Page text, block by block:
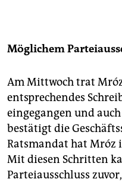
Antisemitismus zu
sich damit
fahrlässig ein
Antisemiten Israel-
grüne Innenminister
Eine pro-
Teilnehmern am
Zwischenfälle.
Möglichem
Am Mittwoch trat
entsprechendes
eingegangen und
bestätigt die
Ratsmandat hat Mróz
Mit diesen Schritten
Parteiausschluss